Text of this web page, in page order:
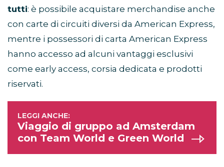
tutti: è possibile acquistare merchandise anche
con carte di circuiti diversi da American Express,
mentre i possessori di carta American Express
hanno accesso ad alcuni vantaggi esclusivi
come early access, corsia dedicata e prodotti
riservati.
Viaggio di gruppo ad Amsterdam
con Team World e Green World